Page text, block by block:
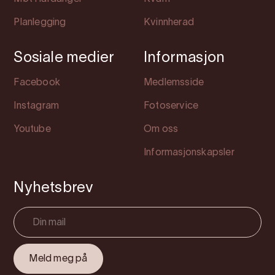
Planlegging Kvinnherad
Sosiale medier
Facebook
Instagram
Youtube
Informasjon
Medlemsside
Fotoservice
Om oss
Informasjonskapsler
Nyhetsbrev